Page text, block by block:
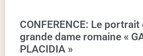
CONFERENCE: Le portrait
grande dame romaine «
PLACIDIA »